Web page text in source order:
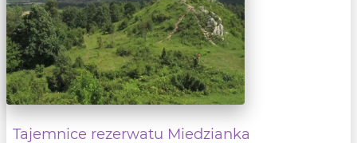
Tajemnice rezerwatu Miedzianka